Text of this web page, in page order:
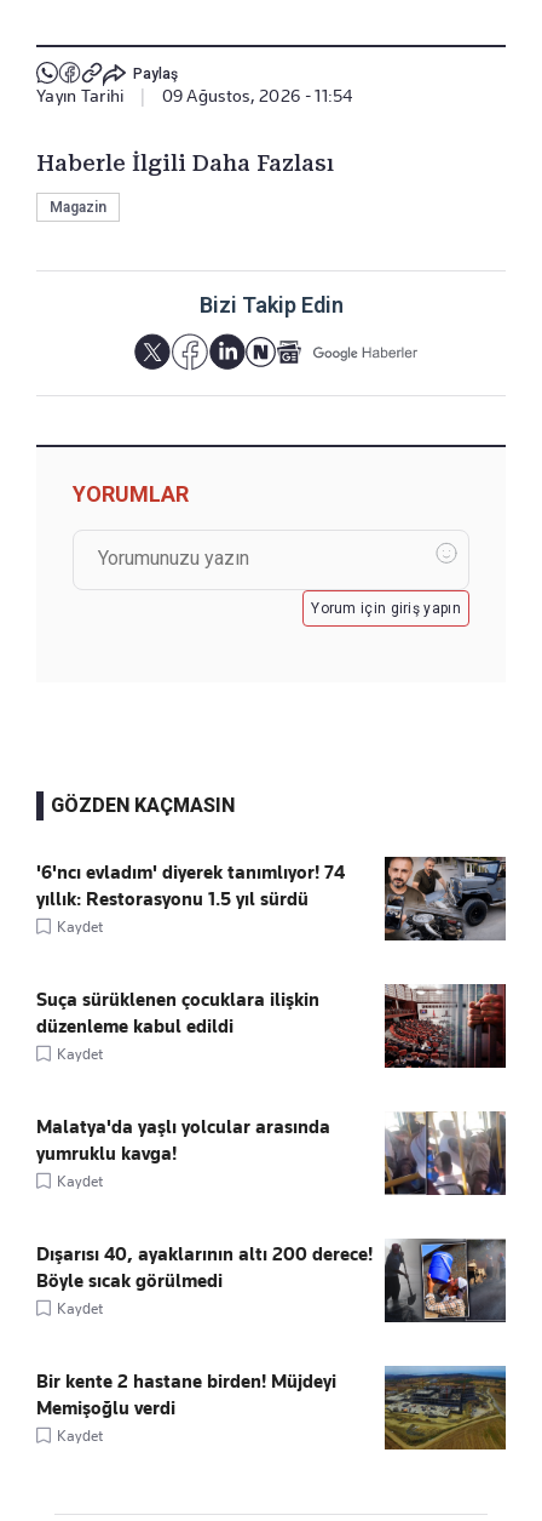
Paylaş
Yayın Tarihi 09 Ağustos, 2026 - 11:54
Haberle İlgili Daha Fazlası
Magazin
Bizi Takip Edin
YORUMLAR
Yorum için giriş yapın
GÖZDEN KAÇMASIN
'6'ncı evladım' diyerek tanımlıyor! 74
yıllık: Restorasyonu 1.5 yıl sürdü
Kaydet
Suça sürüklenen çocuklara ilişkin
düzenleme kabul edildi
Kaydet
Malatya'da yaşlı yolcular arasında
yumruklu kavga!
Kaydet
Dışarısı 40, ayaklarının altı 200 derece!
Böyle sıcak görülmedi
Kaydet
Bir kente 2 hastane birden! Müjdeyi
Memişoğlu verdi
Kaydet